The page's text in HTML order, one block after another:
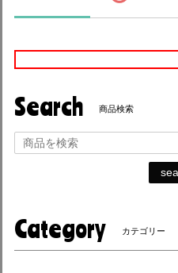
Search 商品検索
Category カテゴリー